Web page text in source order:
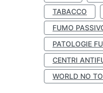
TABACCO
FUMO
PATOLOGIE
CENTRI
WORLD NO